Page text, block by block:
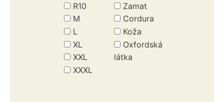
R10
M
L
XL
XXL
XXXL
Zamat
Cordura
Koža
Oxfordská
látka